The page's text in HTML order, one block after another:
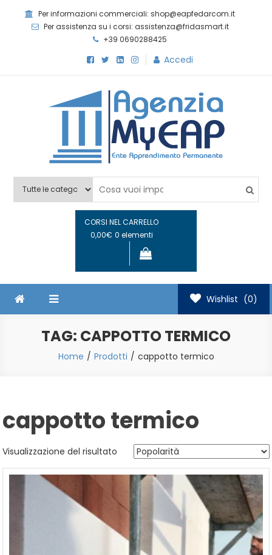
Per informazioni commerciali: shop@eapfedarcom.it
Per assistenza su i corsi: assistenza@fridasmart.it
+39 0690288425
Accedi
Agenzia MyEAP
CORSI NEL CARRELLO
0,00€ 0 elementi
Wishlist (0)
TAG: CAPPOTTO TERMICO
Home Prodotti cappotto termico
cappotto termico
Visualizzazione del risultato